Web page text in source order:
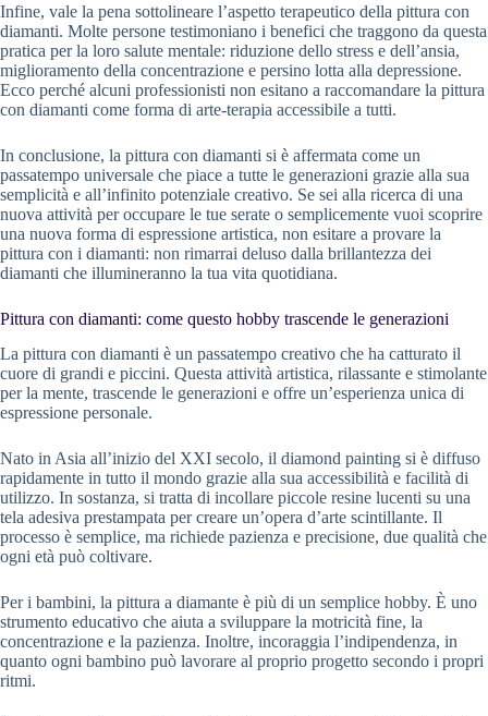
Infine, vale la pena sottolineare l’aspetto terapeutico della pittura con
diamanti. Molte persone testimoniano i benefici che traggono da questa
pratica per la loro salute mentale: riduzione dello stress e dell’ansia,
miglioramento della concentrazione e persino lotta alla depressione.
Ecco perché alcuni professionisti non esitano a raccomandare la pittura
con diamanti come forma di arte-terapia accessibile a tutti.
In conclusione, la pittura con diamanti si è affermata come un
passatempo universale che piace a tutte le generazioni grazie alla sua
semplicità e all’infinito potenziale creativo. Se sei alla ricerca di una
nuova attività per occupare le tue serate o semplicemente vuoi scoprire
una nuova forma di espressione artistica, non esitare a provare la
pittura con i diamanti: non rimarrai deluso dalla brillantezza dei
diamanti che illumineranno la tua vita quotidiana.
Pittura con diamanti: come questo hobby trascende le generazioni
La pittura con diamanti è un passatempo creativo che ha catturato il
cuore di grandi e piccini. Questa attività artistica, rilassante e stimolante
per la mente, trascende le generazioni e offre un’esperienza unica di
espressione personale.
Nato in Asia all’inizio del XXI secolo, il diamond painting si è diffuso
rapidamente in tutto il mondo grazie alla sua accessibilità e facilità di
utilizzo. In sostanza, si tratta di incollare piccole resine lucenti su una
tela adesiva prestampata per creare un’opera d’arte scintillante. Il
processo è semplice, ma richiede pazienza e precisione, due qualità che
ogni età può coltivare.
Per i bambini, la pittura a diamante è più di un semplice hobby. È uno
strumento educativo che aiuta a sviluppare la motricità fine, la
concentrazione e la pazienza. Inoltre, incoraggia l’indipendenza, in
quanto ogni bambino può lavorare al proprio progetto secondo i propri
ritmi.